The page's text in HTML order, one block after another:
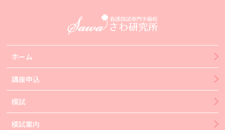
ホーム
講座申込
模試
模試案内